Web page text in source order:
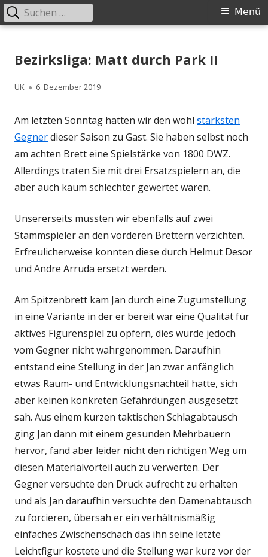
zum
Primäres
Menü
Suchen
nach:
Bezirksliga: Matt durch Park II
Autor
UK
Veröffentlicht
6. Dezember 2019
Am letzten Sonntag hatten wir den wohl stärksten
Gegnerdieser Saison zu Gast. Sie haben selbst noch
am achten Brett eine Spielstärke von 1800 DWZ.
Allerdings traten Sie mit drei Ersatzspielern an, die
aber auch kaum schlechter gewertet waren.
Unsererseits mussten wir ebenfalls auf zwei
Stammspieler an den vorderen Brettern verzichten.
Erfreulicherweise konnten diese durch Helmut Desor
und Andre Arruda ersetzt werden.
Am Spitzenbrett kam Jan durch eine Zugumstellung
in eine Variante in der er bereit war eine Qualität für
aktives Figurenspiel zu opfern, dies wurde jedoch
vom Gegner nicht wahrgenommen. Daraufhin
entstand eine Stellung in der Jan zwar anfänglich
etwas Raum- und Entwicklungsnachteil hatte, sich
aber keinen konkreten Gefährdungen ausgesetzt
sah. Aus einem kurzen taktischen Schlagabtausch
ging Jan dann mit einem gesunden Mehrbauern
hervor, fand aber leider nicht den richtigen Weg um
diesen Materialvorteil auch zu verwerten. Der
Gegner versuchte den Druck aufrecht zu erhalten
und als Jan daraufhin versuchte den Damenabtausch
zu forcieren, übersah er ein verhältnismäßig
einfaches Zwischenschach das ihn seine letzte
Leichtfigur kostete und die Stellung war kurz vor der